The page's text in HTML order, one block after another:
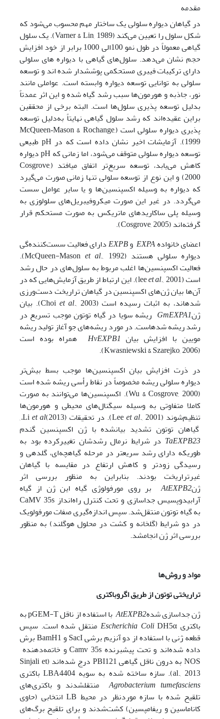
مقدمه
در گیاهان دیواره سلولی یک ساختار مهم محسوب می‌شود که
شکل سلول را تعیین می‌کند (Varner & Lin, 1989). یک سلول
گیاهی معمولاً در طول نمو 100الی 1000 برابر از خود افزایش
حجم نشان­ می‌دهد. سلول‌های گیاهی با دیواره­ های سلولی
دارای ترکیبات فیبری مستحکمی پوشش­دار شده ­اند و توسعه
سلولی به توانایی توسعه دیواره وابسته است. عواملی مانند
نور، جاذبه و هورمون‌ها سبب رشد گیاه شده و این اثر عمدتاً
بدلیل توسعه پذیری سلول‌‌ها است. البته برخی از محققین
براین عقیده‌اند که رشد سلول گیاهی نهایتاً به‌دلیل توسعه
پذیری دیواره سلولی است (McQueen‐Mason & Rochange,
1999). آزمایشات اخیر نشان داده است که در pH طبیعی
توسعه دیواره سلولی متوقف می‌شود، اما زمانی که pH دیواره
کاهش می‌یابد، توسعه سریع‌تر اتفاق می­افتد (Cosgrove,
2000) و این نوع از توسعه سلولی تنها زمانی صورت می‌گیرد
که دیواره به وسیله اکسپنسین‌ها و یا سایر عوامل سست‌
می‌گردد. در غیر این صورت میکروفیبریل‌های سلولوزی به
وسیله پلی­ ساکاریدهای ماتریکس به­ صورت مستحکم قرار
گرفته‌اند (Cosgrove, 2005).
اعضای خانوادهEXPA وEXPBدارای فعالیت سست‌کننده‌گی
دیواره سلولی هستند (McQueen-Mason
et al
., 1992).
فعالیت اکسپنسین‌ها اغلب مربوط به سلول‌های در حال رشد
است (lee
et al
., 2001). این ارتباط از طریق آزمایش‌هایی که در
آن‌ها بیان ژن‌های اکسپنسین در گیاهان تراریخت دست‌ورزی
شده­اند، به اثبات رسیده است (Choi
et al
., 2003). بیان
ژنGmEXPA1 ریشه سویا در گیاه توتون موجب تسریع در
رشد ریشه شده­است. در مورد ریشه‌های جو آغاز تولید ریشه
مویین با افزایش بیان HvEXPB1
همراه بوده است
(Kwasniewski & Szarejko, 2006).
در ذرت افزایش بیان اکسپنسین‌ها موجب بسط بیش‌تر
دیواره سلولی ریشه مخصوصاً در نقاط رأسی ریشه شده است
(Wu & Cosgrove, 2000). اکسپنسین‌ها می‌توانند به ­صورت
کاملا متفاوتی به ­وسیله سیگنال‌های محیطی و هورمون‌ها
تنظیم‌شوند (Lee
et al., 2001). در تحقیقات (2013)Li et al.
,
گیاهان توتون تشدید بیان­شده با ژن اکسپنسین گندم
TaEXPB23 در شرایط نرمال رشدشان تغییرکرده بود به
طوریکه دارای رشد سریع­تر در مرحله گیاهچه‌‌ای، گلدهی و
رسیدگی زودتر و کاهش ارتفاع در مقایسه با گیاهان
غیرتراریخت بودند. بنابراین به­ منظور بررسی اثر
ژنAtEXPB2
بر روی مورفولوژی گیاه این ژن از گیاه
آرابیدوپسیس جداسازی ‌و تحت کنترل راه‌انداز CaMV 35s
به گیاه توتون منتقل‌شد. سپس اندازه‌گیری صفات مورفولویک
در دو شرایط (گلخانه و کشت در محلول هوگلند) به­ منظور
بررسی اثر ژن انجام­شد.
مواد و روش‌ها
تراریختی توتون از طریق اگروباکتری
ژن جداسازی شدهAtEXPB2
با استفاده از ناقل pGEM-T به
باکتری
Escherichia Coli DH5α منتقل شده است. سپس
قطعه ژنی با استفاده از دو آنزیم برشی SacI و BamH1 برش
داده شده‌اند و تحت پیشبرنده Camv 35s و خاتمه‌دهنده
NOS‌ به درون ناقل گیاهی PBI121 درج شده­‌اند (Sinjali et
al., 2013). سازه ساخته شده به سویه LBA4404 باکتری
Agrobacterium tumefasciens
منتقل­شدند‌ و باکتری‌های
تلقیح شده با سازه موردنظر در محیط LB انتخابی (حاوی
کاناماسین و ریفامپسین) کشت‌شدند و برای تلقیح برگ‌های